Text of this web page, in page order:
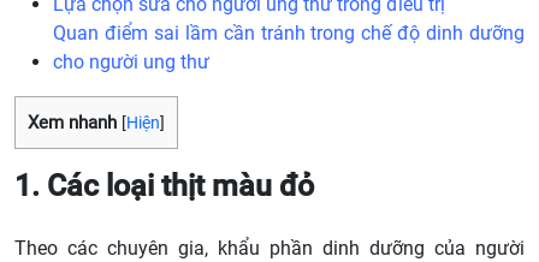
Lựa chọn sữa cho người ung thư trong điều trị
Quan điểm sai lầm cần tránh trong chế độ dinh dưỡng
cho người ung thư
Xem nhanh [Hiện]
1. Các loại thịt màu đỏ
Theo các chuyên gia, khẩu phần dinh dưỡng của người